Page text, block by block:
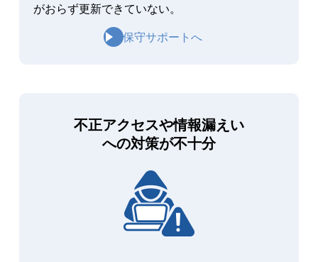
がおらず更新できていない。
保守サポートへ
不正アクセスや情報漏えい
への対策が不十分